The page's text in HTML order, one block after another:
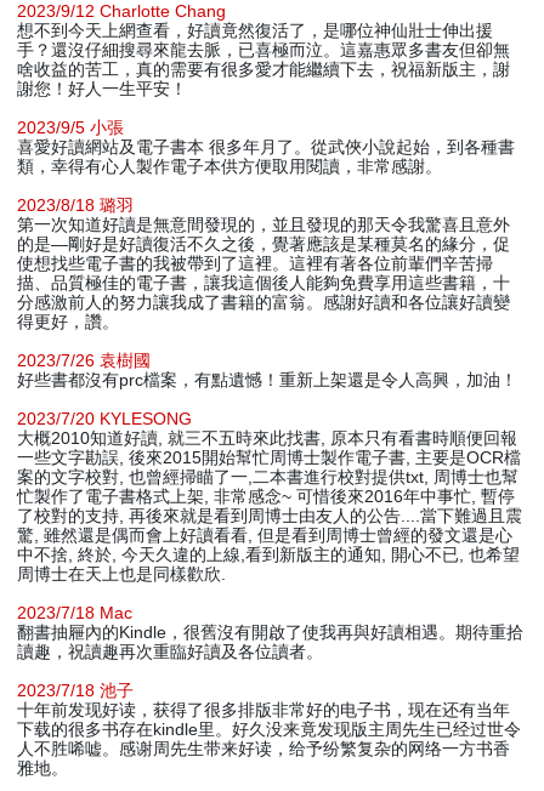
2023/9/12 Charlotte Chang
想不到今天上網查看，好讀竟然復活了，是哪位神仙壯士伸出援
手？還沒仔細搜尋來龍去脈，已喜極而泣。這嘉惠眾多書友但卻無
啥收益的苦工，真的需要有很多愛才能繼續下去，祝福新版主，謝
謝您！好人一生平安！
2023/9/5 小張
喜愛好讀網站及電子書本 很多年月了。從武俠小說起始，到各種書
類，幸得有心人製作電子本供方便取用閱讀，非常感謝。
2023/8/18 璐羽
第一次知道好讀是無意間發現的，並且發現的那天令我驚喜且意外
的是—剛好是好讀復活不久之後，覺著應該是某種莫名的緣分，促
使想找些電子書的我被帶到了這裡。這裡有著各位前輩們辛苦掃
描、品質極佳的電子書，讓我這個後人能夠免費享用這些書籍，十
分感激前人的努力讓我成了書籍的富翁。感謝好讀和各位讓好讀變
得更好，讚。
2023/7/26 袁樹國
好些書都沒有prc檔案，有點遺憾！重新上架還是令人高興，加油！
2023/7/20 KYLESONG
大概2010知道好讀, 就三不五時來此找書, 原本只有看書時順便回報
一些文字勘誤, 後來2015開始幫忙周博士製作電子書, 主要是OCR檔
案的文字校對, 也曾經掃瞄了一,二本書進行校對提供txt, 周博士也幫
忙製作了電子書格式上架, 非常感念~ 可惜後來2016年中事忙, 暫停
了校對的支持, 再後來就是看到周博士由友人的公告....當下難過且震
驚, 雖然還是偶而會上好讀看看, 但是看到周博士曾經的發文還是心
中不捨, 終於, 今天久違的上線,看到新版主的通知, 開心不已, 也希望
周博士在天上也是同樣歡欣.
2023/7/18 Mac
翻書抽屜內的Kindle，很舊沒有開啟了使我再與好讀相遇。期待重拾
讀趣，祝讀趣再次重臨好讀及各位讀者。
2023/7/18 池子
十年前发现好读，获得了很多排版非常好的电子书，现在还有当年
下载的很多书存在kindle里。好久没来竟发现版主周先生已经过世令
人不胜唏嘘。感谢周先生带来好读，给予纷繁复杂的网络一方书香
雅地。